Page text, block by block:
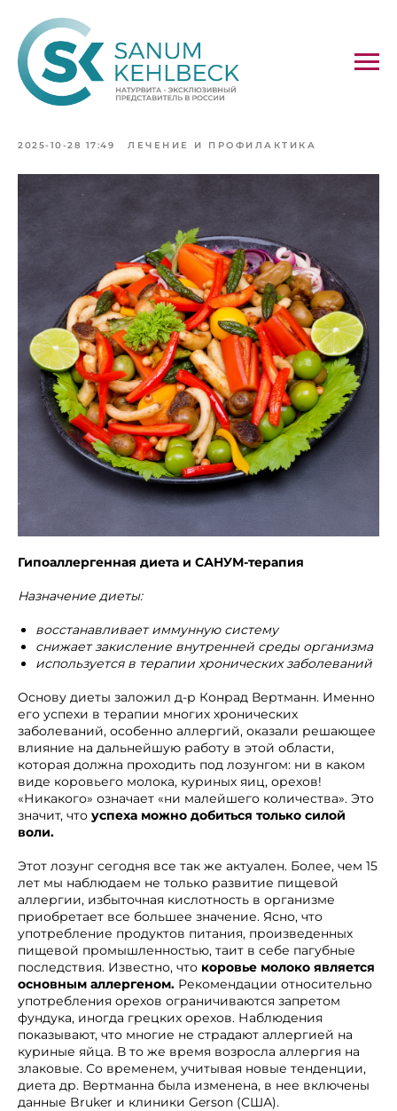
Гипоаллергенная диета и
САНУМ-терапия
2025-10-28 17:49 ЛЕЧЕНИЕ И ПРОФИЛАКТИКА
Гипоаллергенная диета и САНУМ-терапия
Назначение диеты:
восстанавливает иммунную систему
снижает закисление внутренней среды организма
используется в терапии хронических заболеваний
Основу диеты заложил д-р Конрад Вертманн. Именно
его успехи в терапии многих хронических
заболеваний, особенно аллергий, оказали решающее
влияние на дальнейшую работу в этой области,
которая должна проходить под лозунгом: ни в каком
виде коровьего молока, куриных яиц, орехов!
«Никакого» означает «ни малейшего количества». Это
значит, что успеха можно добиться только силой
воли.
Этот лозунг сегодня все так же актуален. Более, чем 15
лет мы наблюдаем не только развитие пищевой
аллергии, избыточная кислотность в организме
приобретает все большее значение. Ясно, что
употребление продуктов питания, произведенных
пищевой промышленностью, таит в себе пагубные
последствия. Известно, что коровье молоко является
основным аллергеном. Рекомендации относительно
употребления орехов ограничиваются запретом
фундука, иногда грецких орехов. Наблюдения
показывают, что многие не страдают аллергией на
куриные яйца. В то же время возросла аллергия на
злаковые. Со временем, учитывая новые тенденции,
диета др. Вертманна была изменена, в нее включены
данные Bruker и клиники Gerson (США).